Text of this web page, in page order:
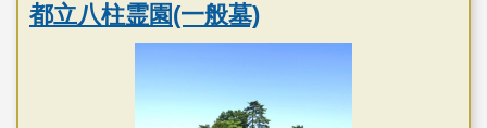
都立八柱霊園(一般墓)